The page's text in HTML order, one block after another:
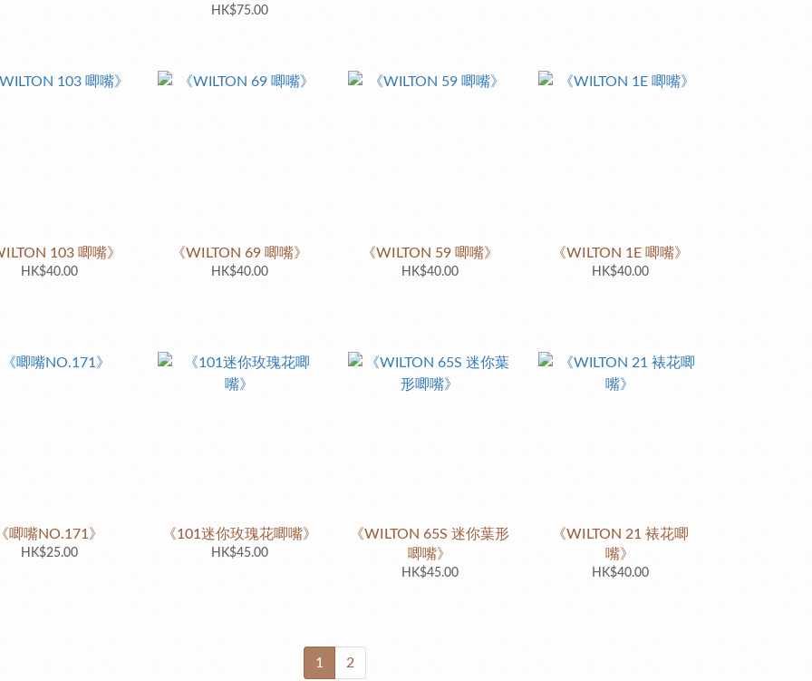
HK$75.00
103 唧嘴》
HK$40.00
《WILTON 69 唧嘴》
HK$40.00
《WILTON 59 唧嘴》
HK$40.00
《WILTON 1E 唧嘴》
HK$40.00
唧嘴NO.171》
HK$25.00
《101迷你玫瑰花唧嘴》
HK$45.00
《WILTON 65S 迷你葉形
唧嘴》
HK$45.00
《WILTON 21 裱花唧
嘴》
HK$40.00
1 2